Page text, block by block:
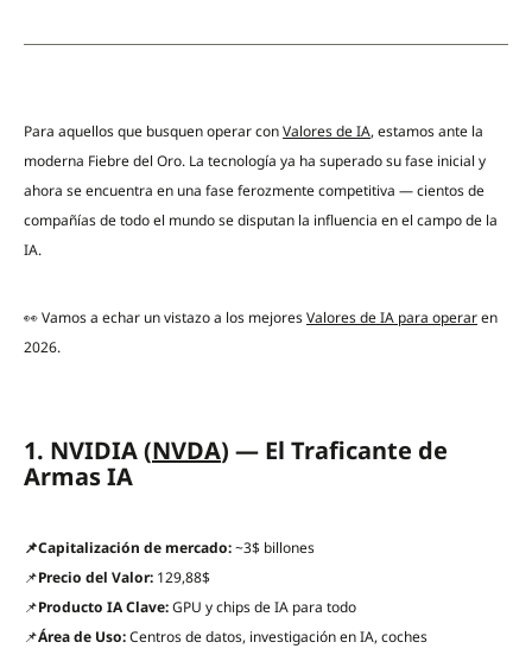
Para aquellos que busquen operar conValores de IA, estamos ante la
moderna Fiebre del Oro. La tecnología ya ha superado su fase inicial y
ahora se encuentra en una fase ferozmente competitiva — cientos de
compañías de todo el mundo se disputan la influencia en el campo de la
IA.
👀 Vamos a echar un vistazo a los mejoresValores de IA para operaren
2026.
1. NVIDIA (NVDA) — El Traficante de
Armas IA
📌Capitalización de mercado:~3$ billones
📌Precio del Valor: 129,88$
📌Producto IA Clave:GPU y chips de IA para todo
📌Área de Uso:Centros de datos, investigación en IA, coches